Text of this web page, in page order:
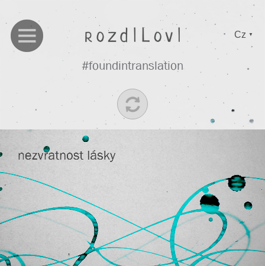
#foundintranslation
Cz ▼